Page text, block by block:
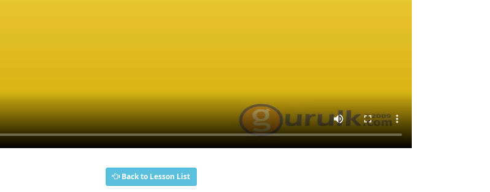
Back to Lesson List